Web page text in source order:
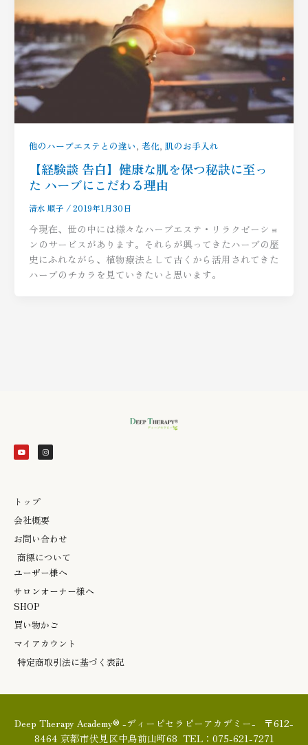
他のハーブエステとの違い, 老化, 肌のお手入れ
【経験談 告白】健康な肌を保つ秘訣に至っ
た ハーブにこだわる理由
清水 順子 /2019年1月30日
今現在、世の中には様々なハーブエステ・リラクゼーショ
ンのサービスがあります。それらが興ってきたハーブの歴
史にふれながら、植物療法として古くから活用されてきた
ハーブのチカラを見ていきたいと思います。
u
t
u
s
t
a
トップ
会社概要
お問い合わせ
商標について
ユーザー様へ
サロンオーナー様へ
SHOP
買い物かご
マイアカウント
特定商取引法に基づく表記
Deep Therapy Academy® -ディーピセラピーアカデミー- 〒612-
8464 京都市伏見区中島前山町68 TEL：075-621-7271